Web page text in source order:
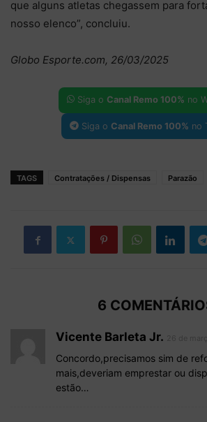
que alguns atletas chegassem para
nosso elenco”, concluiu.
Globo Esporte.com, 26/03/2025
Siga o Canal Remo 100% no
Siga o Canal Remo 100% no
TAGS Contratações / Dispensas Parazão
6
Vicente Barleta Jr.
Concordo,precisamos sim de
mais,deveriam emprestar ou
estão…